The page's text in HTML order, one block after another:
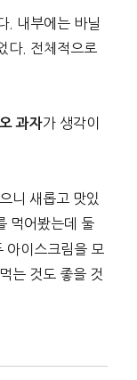
. 내부에는 바닐
다. 전체적으로
과자가 생각이
니 새롭고 맛있
먹어봤는데 둘
아이스크림을 모
는 것도 좋을 것